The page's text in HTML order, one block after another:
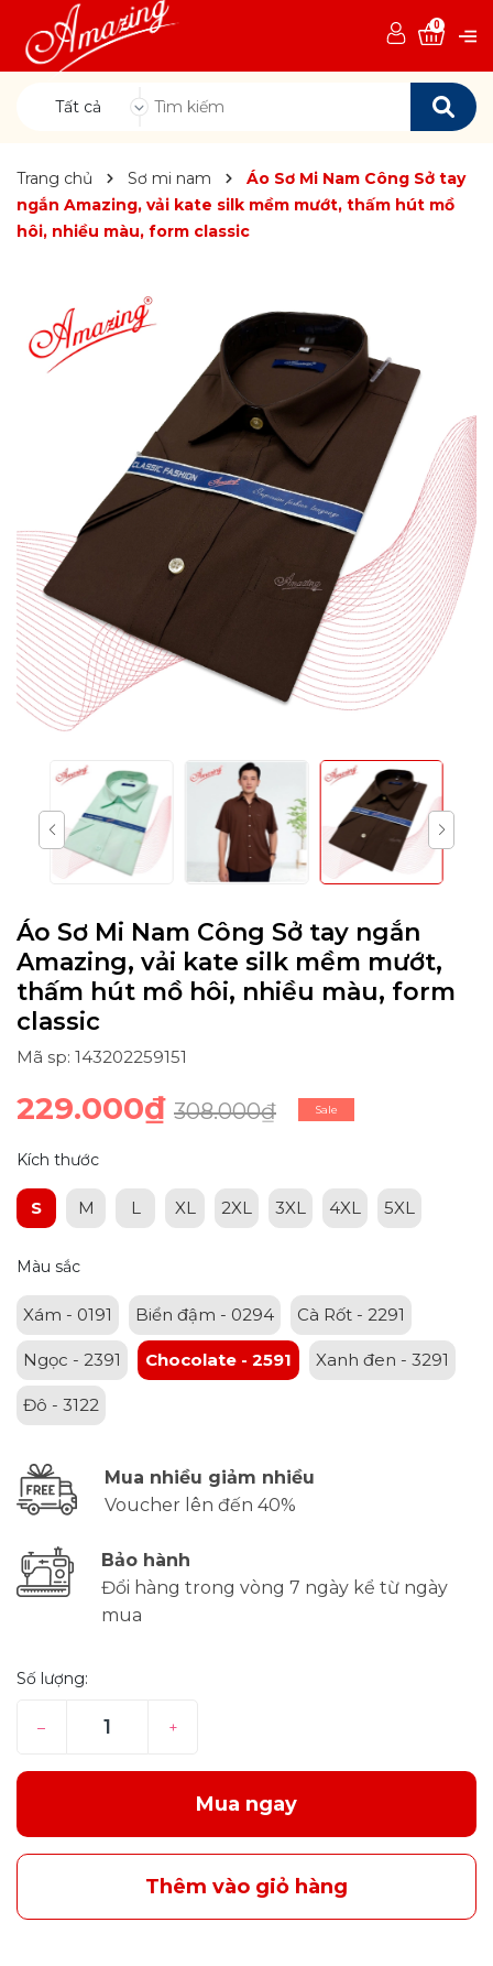
Tất cả
0
Trang chủ Sơ mi nam
Áo Sơ Mi Nam Công Sở tay
ngắn Amazing, vải kate silk mềm mướt, thấm hút mồ
hôi, nhiều màu, form classic
Áo Sơ Mi Nam Công Sở tay ngắn
Amazing, vải kate silk mềm mướt,
thấm hút mồ hôi, nhiều màu, form
classic
Mã sp: 143202259151
229.000₫ 308.000₫ Sale
Kích thước
S M L XL 2XL 3XL 4XL 5XL
Màu sắc
Xám - 0191 Biển đậm - 0294 Cà Rốt - 2291
Ngọc - 2391 Chocolate - 2591 Xanh đen - 3291
Đô - 3122
Mua nhiều giảm nhiều
Voucher lên đến 40%
Bảo hành
Đổi hàng trong vòng 7 ngày kể từ ngày
mua
Số lượng:
– +
Mua ngay
Thêm vào giỏ hàng